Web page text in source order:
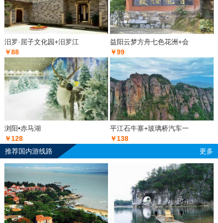
汨罗·屈子文化园+汨罗江
￥88
益阳云梦方舟七色花洲+会
￥99
浏阳•赤马湖
￥128
平江石牛寨+玻璃桥汽车一
￥138
推荐国内游线路
更多